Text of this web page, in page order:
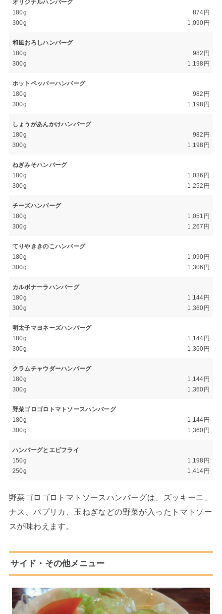
オリジナルハンバーグ
180g
300g
874円
1,090円
和風おろしハンバーグ
180g
300g
982円
1,198円
ホットペッパーハンバーグ
180g
300g
982円
1,198円
しょうがあんかけハンバーグ
180g
300g
982円
1,198円
ねぎみそハンバーグ
180g
300g
1,036円
1,252円
チーズハンバーグ
180g
300g
1,051円
1,267円
てりやききのこハンバーグ
180g
300g
1,090円
1,306円
カルボナーラハンバーグ
180g
300g
1,144円
1,360円
明太子マヨネーズハンバーグ
180g
300g
1,144円
1,360円
クラムチャウダーハンバーグ
180g
300g
1,144円
1,360円
野菜ゴロゴロトマトソースハンバーグ
180g
300g
1,144円
1,360円
ハンバーグとエビフライ
150g
250g
1,198円
1,414円
野菜ゴロゴロトマトソースハンバーグは、ズッキーニ、
ナス、パプリカ、玉ねぎなどの野菜が入ったトマトソー
スが味わえます。
サイド・その他メニュー